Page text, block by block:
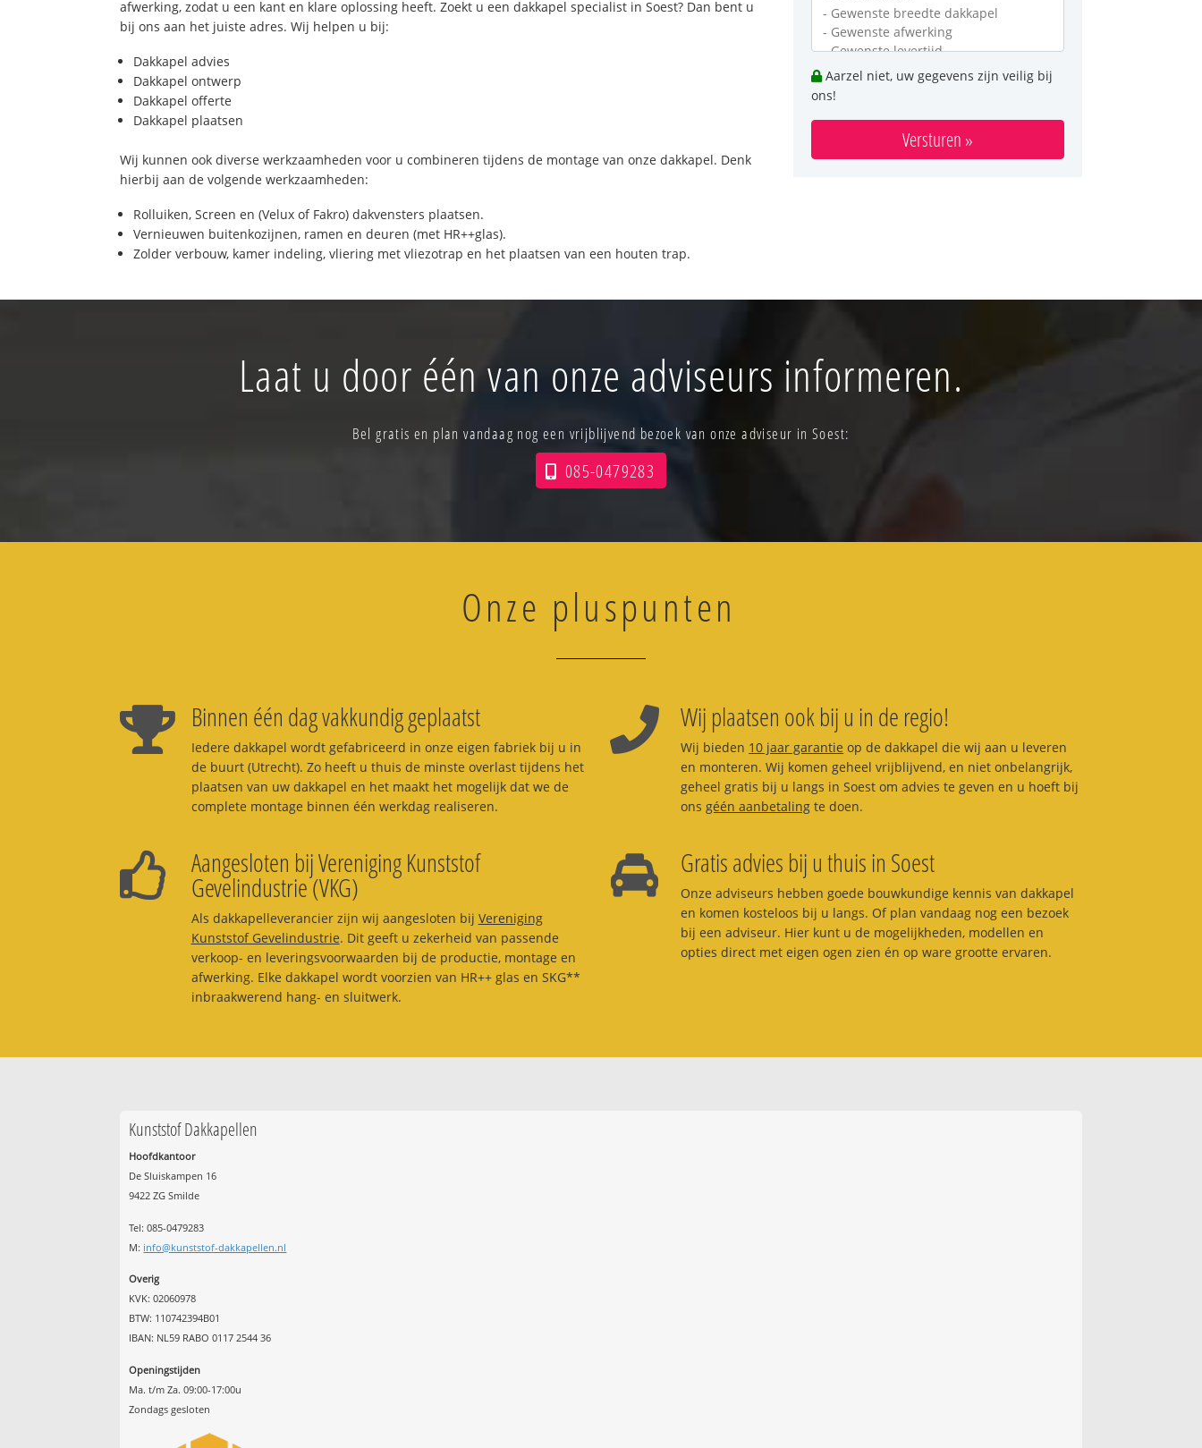
afwerking, zodat u een kant en klare oplossing heeft. Zoekt u een dakkapel specialist in Soest? Dan bent u
bij ons aan het juiste adres. Wij helpen u bij:
Dakkapel advies
Dakkapel ontwerp
Dakkapel offerte
Dakkapel plaatsen
Wij kunnen ook diverse werkzaamheden voor u combineren tijdens de montage van onze dakkapel. Denk
hierbij aan de volgende werkzaamheden:
Rolluiken, Screen en (Velux of Fakro) dakvensters plaatsen.
Vernieuwen buitenkozijnen, ramen en deuren (met HR++glas).
Zolder verbouw, kamer indeling, vliering met vliezotrap en het plaatsen van een houten trap.
Aarzel niet, uw gegevens zijn veilig bij
ons!
Versturen »
Laat u door één van onze adviseurs informeren.
Bel gratis en plan vandaag nog een vrijblijvend bezoek van onze adviseur in Soest:
085-0479283
Onze pluspunten
Binnen één dag vakkundig geplaatst
Iedere dakkapel wordt gefabriceerd in onze eigen fabriek bij u in
de buurt (Utrecht). Zo heeft u thuis de minste overlast tijdens het
plaatsen van uw dakkapel en het maakt het mogelijk dat we de
complete montage binnen één werkdag realiseren.
Wij plaatsen ook bij u in de regio!
Wij bieden 10 jaar garantie op de dakkapel die wij aan u leveren
en monteren. Wij komen geheel vrijblijvend, en niet onbelangrijk,
geheel gratis bij u langs in Soest om advies te geven en u hoeft bij
ons géén aanbetaling te doen.
Aangesloten bij Vereniging Kunststof
Gevelindustrie (VKG)
Als dakkapelleverancier zijn wij aangesloten bij Vereniging
Kunststof Gevelindustrie. Dit geeft u zekerheid van passende
verkoop- en leveringsvoorwaarden bij de productie, montage en
afwerking. Elke dakkapel wordt voorzien van HR++ glas en SKG**
inbraakwerend hang- en sluitwerk.
Gratis advies bij u thuis in Soest
Onze adviseurs hebben goede bouwkundige kennis van dakkapel
en komen kosteloos bij u langs. Of plan vandaag nog een bezoek
bij een adviseur. Hier kunt u de mogelijkheden, modellen en
opties direct met eigen ogen zien én op ware grootte ervaren.
Kunststof Dakkapellen
Hoofdkantoor
De Sluiskampen 16
9422 ZG Smilde
Tel: 085-0479283
M: info@kunststof-dakkapellen.nl
Overig
KVK: 02060978
BTW: 110742394B01
IBAN: NL59 RABO 0117 2544 36
Openingstijden
Ma. t/m Za. 09:00-17:00u
Zondags gesloten